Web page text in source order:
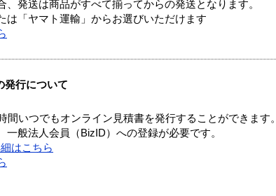
、発送は商品がすべて揃ってからの発送となります。
「ヤマト運輸」からお選びいただけます
発行について
間いつでもオンライン見積書を発行することができます。
般法人会員（BizID）への登録が必要です。
はこちら